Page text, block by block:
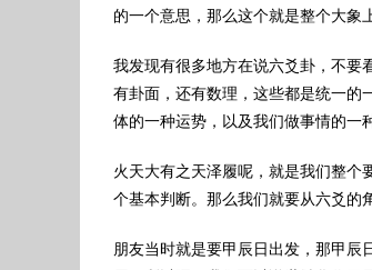
的一个意思，那么这个就是整个大象
我发现有很多地方在说六爻卦，不要
有卦面，还有数理，这些都是统一的
体的一种运势，以及我们做事情的一
火天大有之天泽履呢，就是我们整个
个基本判断。那么我们就要从六爻的
朋友当时就是要甲辰日出发，那甲辰